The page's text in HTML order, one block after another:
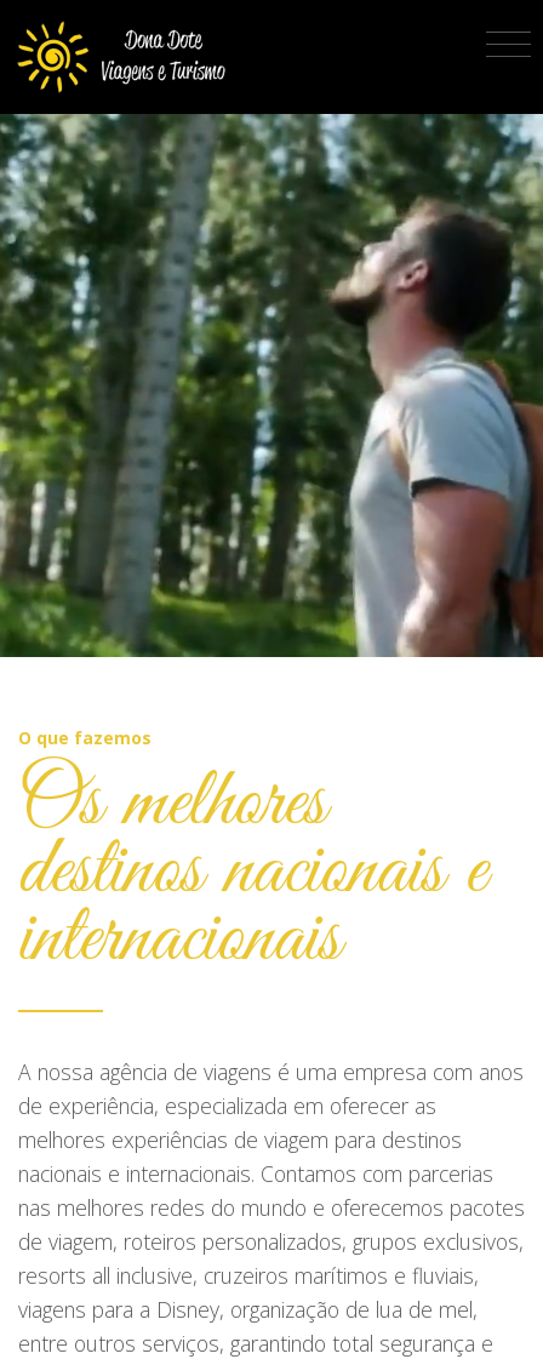
O que fazemos
Os melhores
destinos nacionais e
internacionais
A nossa agência de viagens é uma empresa com anos
de experiência, especializada em oferecer as
melhores experiências de viagem para destinos
nacionais e internacionais. Contamos com parcerias
nas melhores redes do mundo e oferecemos pacotes
de viagem, roteiros personalizados, grupos exclusivos,
resorts all inclusive, cruzeiros marítimos e fluviais,
viagens para a Disney, organização de lua de mel,
entre outros serviços, garantindo total segurança e